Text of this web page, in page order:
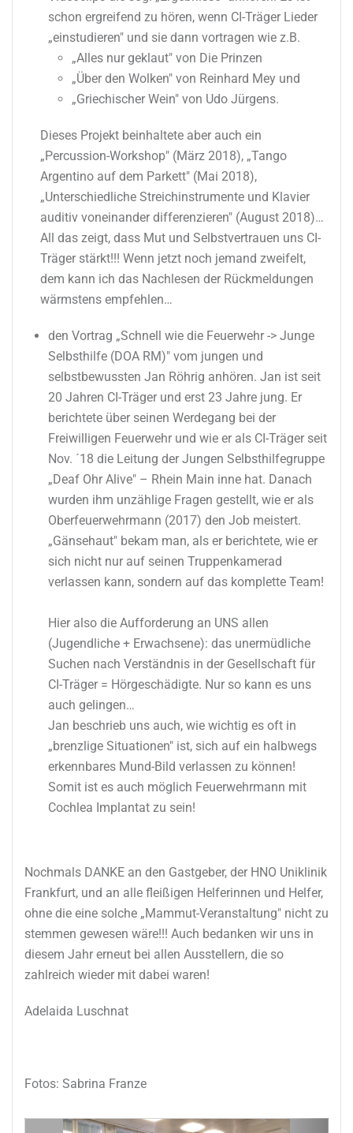
schon ergreifend zu hören, wenn CI-Träger Lieder
„einstudieren" und sie dann vortragen wie z.B.
„Alles nur geklaut" von Die Prinzen
„Über den Wolken" von Reinhard Mey und
„Griechischer Wein" von Udo Jürgens.
Dieses Projekt beinhaltete aber auch ein
„Percussion-Workshop" (März 2018), „Tango
Argentino auf dem Parkett" (Mai 2018),
„Unterschiedliche Streichinstrumente und Klavier
auditiv voneinander differenzieren" (August 2018)…
All das zeigt, dass Mut und Selbstvertrauen uns CI-
Träger stärkt!!! Wenn jetzt noch jemand zweifelt,
dem kann ich das Nachlesen der Rückmeldungen
wärmstens empfehlen…
den Vortrag „Schnell wie die Feuerwehr -> Junge
Selbsthilfe (DOA RM)" vom jungen und
selbstbewussten Jan Röhrig anhören. Jan ist seit
20 Jahren CI-Träger und erst 23 Jahre jung. Er
berichtete über seinen Werdegang bei der
Freiwilligen Feuerwehr und wie er als CI-Träger seit
Nov. ´18 die Leitung der Jungen Selbsthilfegruppe
„Deaf Ohr Alive" – Rhein Main inne hat. Danach
wurden ihm unzählige Fragen gestellt, wie er als
Oberfeuerwehrmann (2017) den Job meistert.
„Gänsehaut" bekam man, als er berichtete, wie er
sich nicht nur auf seinen Truppenkamerad
verlassen kann, sondern auf das komplette Team!
Hier also die Aufforderung an UNS allen
(Jugendliche + Erwachsene): das unermüdliche
Suchen nach Verständnis in der Gesellschaft für
CI-Träger = Hörgeschädigte. Nur so kann es uns
auch gelingen…
Jan beschrieb uns auch, wie wichtig es oft in
„brenzlige Situationen" ist, sich auf ein halbwegs
erkennbares Mund-Bild verlassen zu können!
Somit ist es auch möglich Feuerwehrmann mit
Cochlea Implantat zu sein!
​Nochmals DANKE an den Gastgeber, der HNO Uniklinik
Frankfurt, und an alle fleißigen Helferinnen und Helfer,
ohne die eine solche „Mammut-Veranstaltung" nicht zu
stemmen gewesen wäre!!! Auch bedanken wir uns in
diesem Jahr erneut bei allen Ausstellern, die so
zahlreich wieder mit dabei waren!
Adelaida Luschnat
Fotos: Sabrina Franze